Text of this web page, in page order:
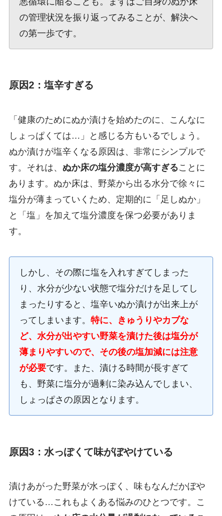
の管理状況を振り返ってみることが、解決へ
の第一歩です。
原因2：塩辛すぎる
「健康のためにぬか漬けを始めたのに、こんなに
しょっぱくては…」と感じる方もいるでしょう。
ぬか漬けが塩辛くなる原因は、非常にシンプルで
す。それは、 ぬか床の塩分濃度が高すぎることに
あります。ぬか床は、野菜から出る水分で徐々に
塩分が薄まっていくため、定期的に「足しぬか」
と「塩」を加えて塩分濃度を保つ必要がありま
す。
しかし、その際に塩を入れすぎてしまった
り、水分が少ない状態で塩分だけを足してし
まったりすると、塩辛いぬか漬けが出来上が
ってしまいます。 特に、きゅうりやカブな
ど、水分が出やすい野菜を漬けた後は塩分が
薄まりやすいので、その後の塩加減には注意
が必要です。また、漬ける時間が長すぎて
も、野菜に塩分が過剰に染み込んでしまい、
しょっぱさの原因となります。
原因3：水っぽくて味がぼやけている
漬けあがった野菜が水っぽく、味もなんだかぼや
けている…これもよくある悩みのひとつです。こ